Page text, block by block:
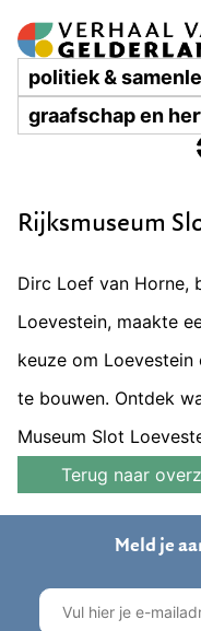
Rijksmuseum
Dirc Loef van Horne,
Loevestein, maakte
keuze om
te bouwen. Ontdek
Museum Slot
Terug naar
Meld je